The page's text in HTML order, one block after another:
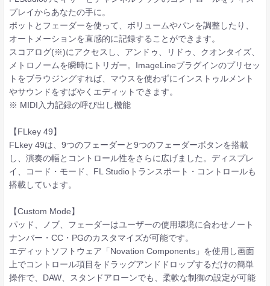
プレイからあなたの手に。
ポットとフェーダーを使って、ボリュームやパンを調整したり、
オートメーションを直感的に記録することができます。
スコアログ(※)にアクセスし、アンドゥ、リドゥ、クオンタイズ、
メトロノームを瞬時にトリガー。ImageLineプラグインのプリセッ
トをブラウジングすれば、マウスを使わずにインストゥルメント
やサウンドをすばやくエディットできます。
※ MIDI入力記録の呼び出し機能
【FLkey 49】
FLkey 49は、9つのフェーダーと9つのフェーダーボタンを搭載
し、演奏の幅とコントロール性をさらに広げました。ディスプレ
イ、コード・モード、FL Studioトランスポート・コントロールも
搭載しています。
【Custom Mode】
パッド、ノブ、フェーダーはユーザーの使用環境に合わせノート
ナンバー・CC・PGのカスタマイズが可能です。
エディットソフトウェア「Novation Components」を使用し画面
上でコントロール項目をドラッグアンドドロップするだけの簡単
操作で、DAW、スタンドアローンでも、柔軟な制御の設定が可能